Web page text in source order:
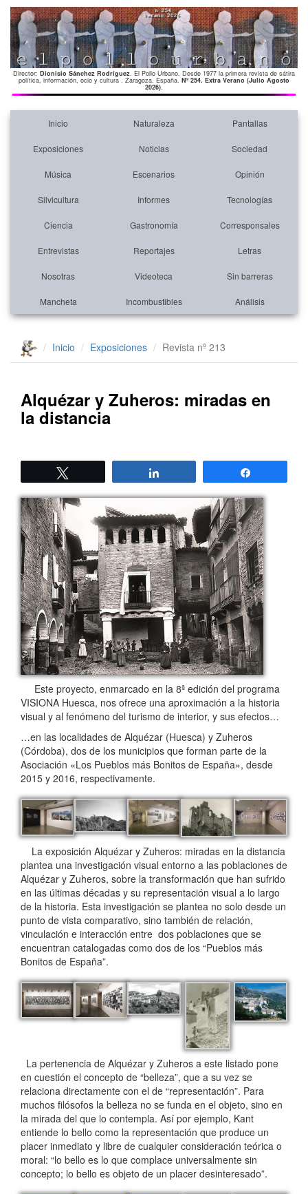
Director: Dionisio Sánchez Rodríguez. El Pollo Urbano. Desde 1977 la primera revista de sátira
política, información, ocio y cultura . Zaragoza. España. Nº 254. Extra Verano (Julio Agosto
2026).
Inicio Naturaleza Pantallas
Exposiciones Noticias Sociedad
Música Escenarios Opinión
Silvicultura Informes Tecnologías
Ciencia Gastronomía Corresponsales
Entrevistas Reportajes Letras
Nosotras Videoteca Sin barreras
Mancheta Incombustibles Análisis
Inicio Exposiciones Revista nº 213
Alquézar y Zuheros: miradas en
la distancia
Este proyecto, enmarcado en la 8ª edición del programa
VISIONA Huesca, nos ofrece una aproximación a la historia
visual y al fenómeno del turismo de interior, y sus efectos…
…en las localidades de Alquézar (Huesca) y Zuheros
(Córdoba), dos de los municipios que forman parte de la
Asociación «Los Pueblos más Bonitos de España», desde
2015 y 2016, respectivamente.
La exposición Alquézar y Zuheros: miradas en la distancia
plantea una investigación visual entorno a las poblaciones de
Alquézar y Zuheros, sobre la transformación que han sufrido
en las últimas décadas y su representación visual a lo largo
de la historia. Esta investigación se plantea no solo desde un
punto de vista comparativo, sino también de relación,
vinculación e interacción entre dos poblaciones que se
encuentran catalogadas como dos de los “Pueblos más
Bonitos de España”.
La pertenencia de Alquézar y Zuheros a este listado pone
en cuestión el concepto de “belleza”, que a su vez se
relaciona directamente con el de “representación”. Para
muchos filósofos la belleza no se funda en el objeto, sino en
la mirada del que lo contempla. Así por ejemplo, Kant
entiende lo bello como la representación que produce un
placer inmediato y libre de cualquier consideración teórica o
moral: “lo bello es lo que complace universalmente sin
concepto; lo bello es objeto de un placer desinteresado”.